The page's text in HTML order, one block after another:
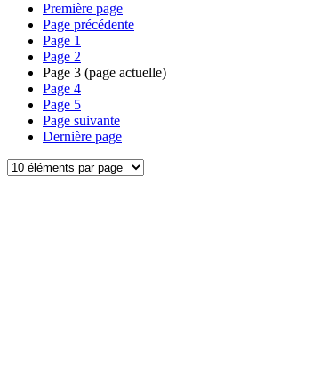
Première page
Page précédente
Page 1
Page 2
Page 3 (page actuelle)
Page 4
Page 5
Page suivante
Dernière page